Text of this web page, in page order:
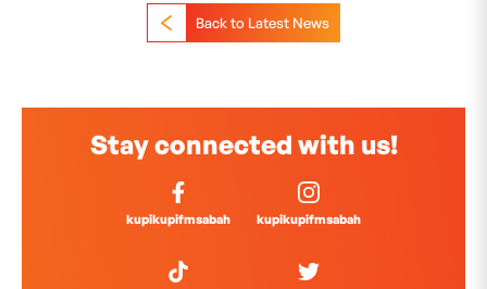
Back to Latest News
Stay connected with us!
kupikupifmsabah kupikupifmsabah